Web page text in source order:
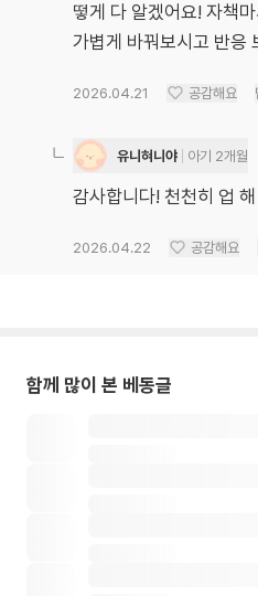
떻게 다 알겠어요! 자책
가볍게 바꿔보시고 반응
2026.04.21 공감해요
유니혀니야 아기 2개월
감사합니다! 천천히 업
2026.04.22 공감해요
함께 많이 본 베동글